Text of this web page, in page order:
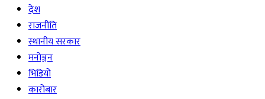
देश
राजनीति
स्थानीय सरकार
मनोञ्जन
भिडियो
कारोबार